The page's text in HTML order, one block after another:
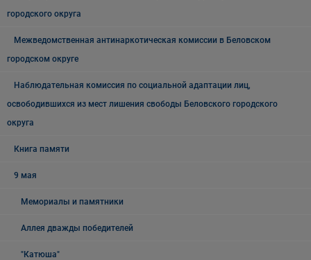
городского округа
Межведомственная антинаркотическая комиссии в Беловском
городском округе
Наблюдательная комиссия по социальной адаптации лиц,
освободившихся из мест лишения свободы Беловского городского
округа
Книга памяти
9 мая
Мемориалы и памятники
Аллея дважды победителей
"Катюша"